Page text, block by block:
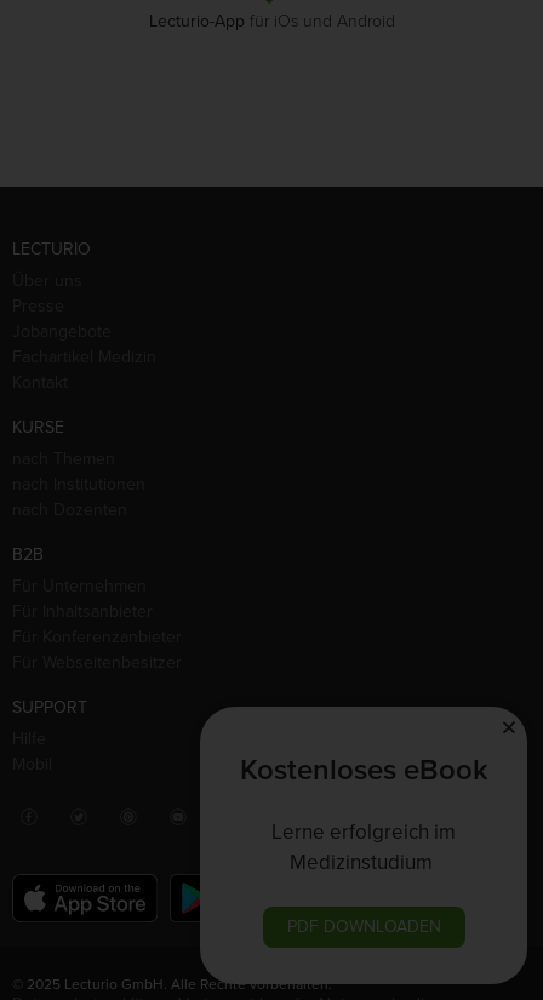
Lecturio-App für iOs und Android
LECTURIO
KURSE
B2B
SUPPORT
© 2025 Lecturio GmbH. Alle Rechte vorbehalten.
Kostenloses eBook
Lerne erfolgreich im
Medizinstudium
PDF DOWNLOADEN